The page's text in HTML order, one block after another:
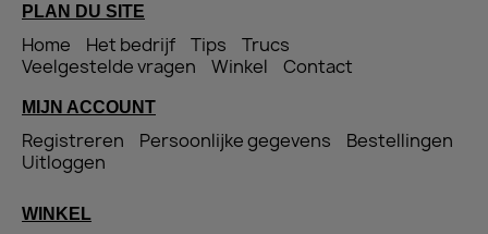
PLAN DU SITE
Home Het bedrijf Tips
Trucs
Veelgestelde vragen
Winkel Contact
MIJN ACCOUNT
Registreren Persoonlijke gegevens
Bestellingen
Uitloggen
WINKEL